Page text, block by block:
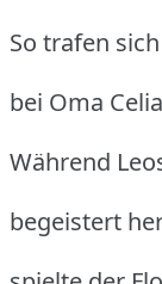
So trafen
bei Oma
Während
begeistert